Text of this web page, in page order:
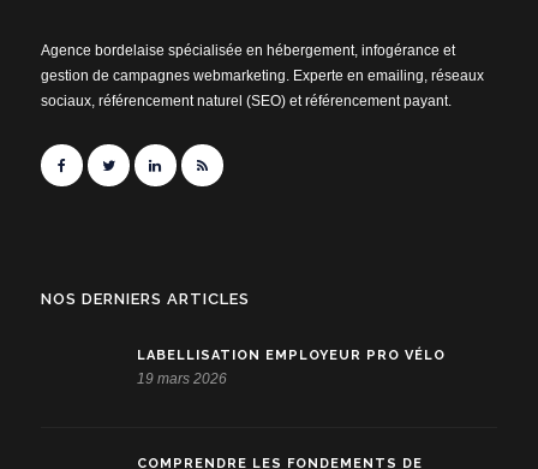
Agence bordelaise spécialisée en hébergement, infogérance et
gestion de campagnes webmarketing. Experte en emailing, réseaux
sociaux, référencement naturel (SEO) et référencement payant.
NOS DERNIERS ARTICLES
LABELLISATION EMPLOYEUR PRO VÉLO
19 mars 2026
COMPRENDRE LES FONDEMENTS DE